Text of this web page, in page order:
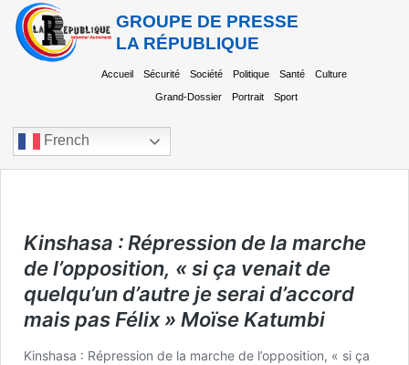
GROUPE DE PRESSE
LA RÉPUBLIQUE
Accueil Sécurité Société Politique Santé Culture
Grand-Dossier Portrait Sport
French
Kinshasa : Répression de la marche
de l’opposition, « si ça venait de
quelqu’un d’autre je serai d’accord
mais pas Félix » Moïse Katumbi
Kinshasa : Répression de la marche de l’opposition, « si ça